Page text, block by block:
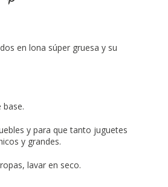
en lona súper gruesa y su
base.
y para que tanto juguetes
y grandes.
lavar en seco.